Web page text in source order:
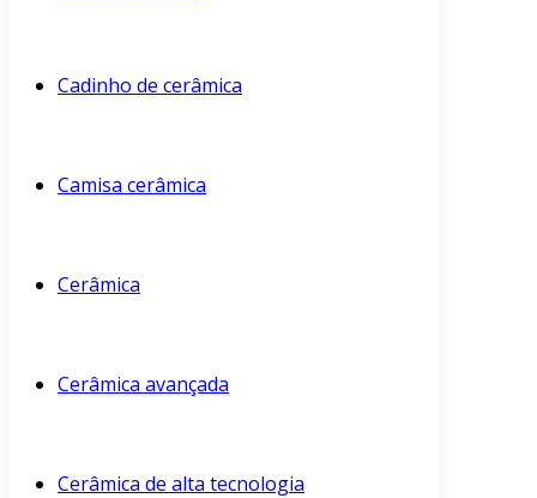
Cadinho de cerâmica
Camisa cerâmica
Cerâmica
Cerâmica avançada
Cerâmica de alta tecnologia